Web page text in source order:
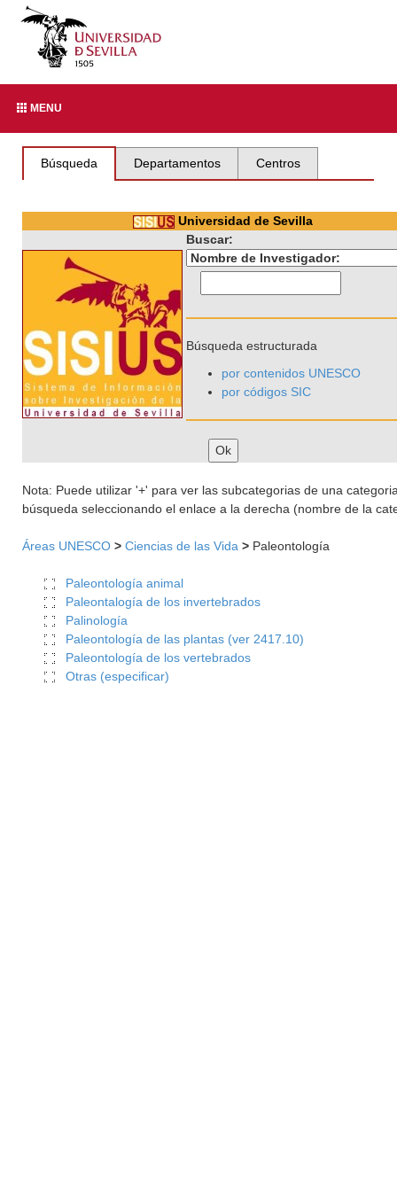
MENU
Búsqueda Departamentos Centros
Universidad de Sevilla
Buscar:
Búsqueda estructurada
por contenidos UNESCO
por códigos SIC
Nota: Puede utilizar '+' para ver las subcategorias de una
búsqueda seleccionando el enlace a la derecha (nombre de la
Áreas UNESCO > Ciencias de las Vida > Paleontología
Paleontología animal
Paleontalogía de los invertebrados
Palinología
Paleontología de las plantas (ver 2417.10)
Paleontología de los vertebrados
Otras (especificar)